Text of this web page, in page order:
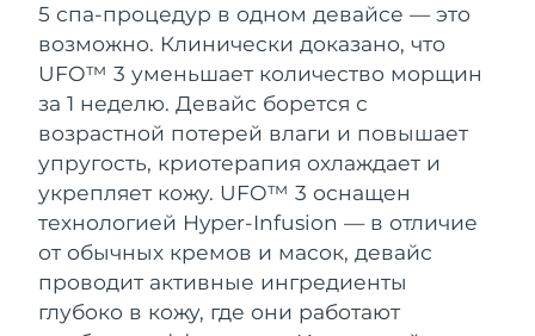
5 спа-процедур в одном девайсе — это
возможно. Клинически доказано, что
UFO™ 3 уменьшает количество морщин
за 1 неделю. Девайс борется с
возрастной потерей влаги и повышает
упругость, криотерапия охлаждает и
укрепляет кожу. UFO™ 3 оснащен
технологией Hyper-Infusion — в отличие
от обычных кремов и масок, девайс
проводит активные ингредиенты
глубоко в кожу, где они работают
Anti-aging massage
LUNA™ 4 Plus
Massage, LED heating
LUNA™ 4 Men
For men, anti-aging massage
Microcurrent toning
BEAR™ 2 go
Microcurrent toning on-the-go
BEAR™ 2 eyes & lips
Microcurrent line smoothing device
Увлажнение
UFO™ 3 набор
Deep facial hydration
UFO™ 3 LED
Near-infrared and red light therapy
device
Забота о полости рта
issa™ 4
Hybrid silicone sonic toothbrush
issa™ 4 plus
Smart hybrid silicone sonic toothbrush
FAQ™ АНТИВОЗРАСТНОЙ УХОД
Омоложение LED-процедуры
NEW
Бахрейн
Ожидаемая дата доставки
Бельгия
Ожидаемая дата доставки
8/9/26
Бермудские о-ва
Ожидаемая дата доставки
Босния и
Герцеговина
Ожидаемая дата доставки